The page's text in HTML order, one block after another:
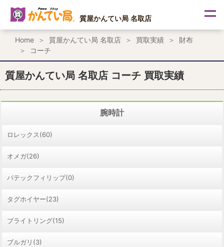
ス
プ
質屋かんてい局 名取店
Home 質屋かんてい局 名取店 買取実績
財布
コーチ
質屋かんてい局 名取店 コーチ 買取実績
腕時計
ロレックス(60)
オメガ(26)
パテックフィリップ(0)
タグホイヤー(23)
ブライトリング(15)
ブルガリ(3)